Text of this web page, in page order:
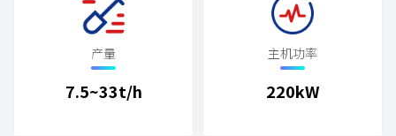
产量
7.5~33t/h
主机功率
220kW